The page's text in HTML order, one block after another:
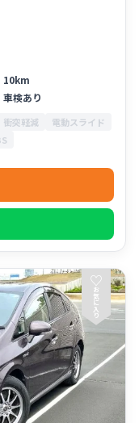
10km
車検あり
衝突軽減
電動スライド
♡
お
気
に
入
り